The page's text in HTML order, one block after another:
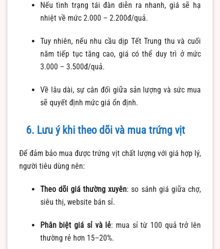
Nếu tình trạng tái đàn diễn ra nhanh, giá sẽ hạ
nhiệt về mức 2.000 – 2.200đ/quả.
Tuy nhiên, nếu nhu cầu dịp Tết Trung thu và cuối
năm tiếp tục tăng cao, giá có thể duy trì ở mức
3.000 – 3.500đ/quả.
Về lâu dài, sự cân đối giữa sản lượng và sức mua
sẽ quyết định mức giá ổn định.
6. Lưu ý khi theo dõi và mua trứng vịt
Để đảm bảo mua được trứng vịt chất lượng với giá hợp lý,
người tiêu dùng nên:
Theo dõi giá thường xuyên: so sánh giá giữa chợ,
siêu thị, website bán sỉ.
Phân biệt giá sỉ và lẻ: mua sỉ từ 100 quả trở lên
thường rẻ hơn 15–20%.